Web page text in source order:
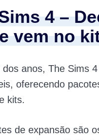
4 –
vem no
dos anos, The Sims
oferecendo
kits.
de expansão são